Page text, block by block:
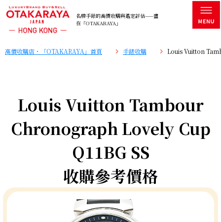
名牌手錶的高價收購與鑑定評估——盡
在「OTAKARAYA」
高價收購店・「OTAKARAYA」首頁 手錶收購 Louis Vuitton
Louis Vuitton Tambour
Chronograph Lovely Cup
Q11BG SS
收購參考價格